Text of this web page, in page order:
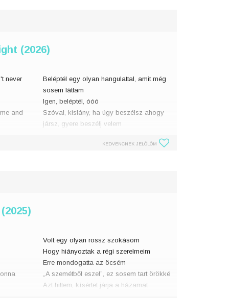
(2026)
never
and
Beléptél egy olyan hangulattal, amit még
sosem láttam
Igen, beléptél, óóó
Szóval, kislány, ha úgy beszélsz ahogy
jársz, gyere beszélj velem
KEDVENCNEK JELÖLÖM
Volt egy olyan rossz szokásom
Hogy hiányoztak a régi szerelmeim
Erre mondogatta az öcsém
„A szemétből eszel”, ez sosem tart örökké
Azt hittem, kísértet járja a házamat